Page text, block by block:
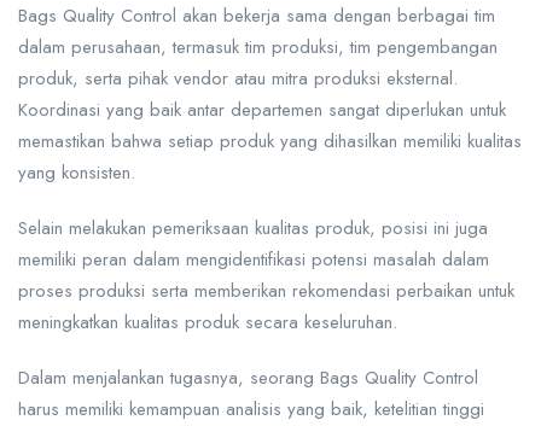
Bags Quality Control akan bekerja sama dengan berbagai tim
dalam perusahaan, termasuk tim produksi, tim pengembangan
produk, serta pihak vendor atau mitra produksi eksternal.
Koordinasi yang baik antar departemen sangat diperlukan untuk
memastikan bahwa setiap produk yang dihasilkan memiliki kualitas
yang konsisten.
Selain melakukan pemeriksaan kualitas produk, posisi ini juga
memiliki peran dalam mengidentifikasi potensi masalah dalam
proses produksi serta memberikan rekomendasi perbaikan untuk
meningkatkan kualitas produk secara keseluruhan.
Dalam menjalankan tugasnya, seorang Bags Quality Control
harus memiliki kemampuan analisis yang baik, ketelitian tinggi